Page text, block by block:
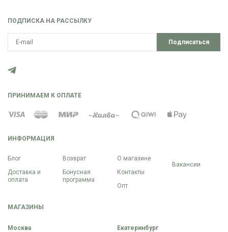
ИНФОРМАЦИЯ
Блог
Доставка и
оплата
Возврат
Бонусная
программа
О магазине
Контакты
Опт
Вакансии
МАГАЗИНЫ
Москва Екатеринбург
ПОДПИСКА НА РАССЫЛКУ
Подписаться
ПРИНИМАЕМ К ОПЛАТЕ